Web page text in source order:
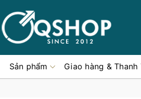
Sản phẩm Giao hàng & Thanh